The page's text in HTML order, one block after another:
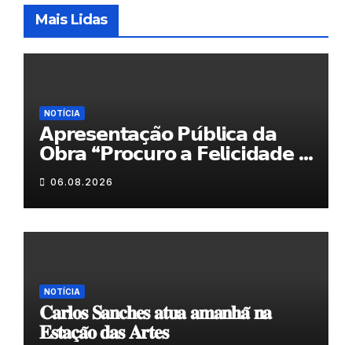
Mais Lidas
NOTÍCIA
𝗔𝗽𝗿𝗲𝘀𝗲𝗻𝘁𝗮𝗰̧𝗮̃𝗼 𝗣𝘂́𝗯𝗹𝗶𝗰𝗮 𝗱𝗮
𝗢𝗯𝗿𝗮 “𝗣𝗿𝗼𝗰𝘂𝗿𝗼 𝗮 𝗙𝗲𝗹𝗶𝗰𝗶𝗱𝗮𝗱𝗲 𝗲
𝗲𝗹𝗮 𝗺𝗼𝗿𝗮 𝗰𝗼𝗺𝗶𝗴𝗼”
06.08.2026
NOTÍCIA
𝐂𝐚𝐫𝐥𝐨𝐬 𝐒𝐚𝐧𝐜𝐡𝐞𝐬 𝐚𝐭𝐮𝐚 𝐚𝐦𝐚𝐧𝐡𝐚̃ 𝐧𝐚
𝐄𝐬𝐭𝐚𝐜̧𝐚̃𝐨 𝐝𝐚𝐬 𝐀𝐫𝐭𝐞𝐬